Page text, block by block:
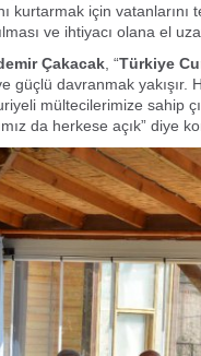
kurtarmak için
ve ihtiyacı olana el
Çakacak , “Türkiye
güçlü davranmak yakışır.
mültecilerimize sahip
da herkese açık” diye